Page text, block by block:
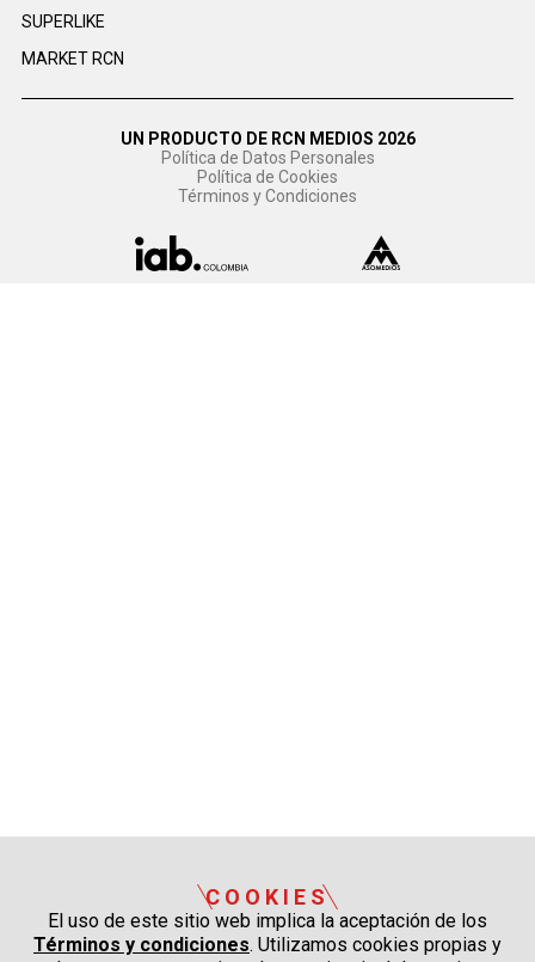
SUPERLIKE
MARKET RCN
UN PRODUCTO DE RCN MEDIOS 2026
Política de Datos Personales
Política de Cookies
Términos y Condiciones
COOKIES
El uso de este sitio web implica la aceptación de los
Términos y condiciones. Utilizamos cookies propias y